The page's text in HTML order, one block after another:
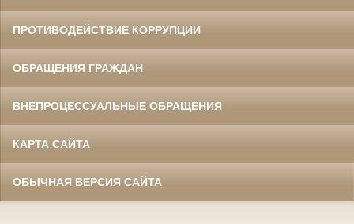
ПРОТИВОДЕЙСТВИЕ КОРРУПЦИИ
ОБРАЩЕНИЯ ГРАЖДАН
ВНЕПРОЦЕССУАЛЬНЫЕ ОБРАЩЕНИЯ
КАРТА САЙТА
ОБЫЧНАЯ ВЕРСИЯ САЙТА